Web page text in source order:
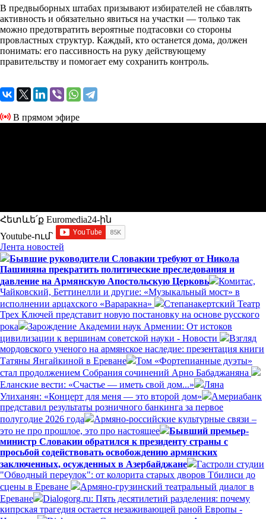
В предвыборных штабах призывают избирателей не сбавлять
активность и обязательно явиться на участки — только так
можно предотвратить вероятные подтасовки со стороны
провластных структур. Каждый, кто останется дома, должен
понимать: его пассивность на руку действующему
правительству и помогает ему сохранить контроль.
В прямом эфире
Հետևե՛ք Euromedia24-ին
Youtube-ում`
Лента новостей
Бывшие руководители Словакии требуют от Никола
Пашиняна прекратить политические преследования и
давление на Армянскую Апостольскую Церковь
Комитас,
Чайковский, Беттинелли и другие: «Музыкальный мост» в
исполнении арцахского «Вараракна»
Степанакертский Театр
Трех Ключей представит новую постановку на основе русского
рока
Зарождение Академии наук Армении: От истоков
цивилизации к вершинам советской науки - Новости
Взгляд
мордовского ученого на армянское наследие: презентация книги
Татяны Янгайкиной в Ереване
Том «Фортепианные дуэты»
стал продолжением Собрания сочинений Арно Бабаджаняна
Еланские вести: «Счастье — иметь свой дом...»
Ляна
Улиханян: «Концерт для меня — это второй дом»
Америабанк
представил результаты розничного банкинга за первое
полугодие 2026 года
Армяно-российские культурные связи –
это не про прошлое, это про настоящее
Бывший премьер-
министр Словакии обратился к президенту страны с
просьбой содействовать освобождению армянских
заключенных, осужденных в Азербайджане
Гастроли студии
"Обводный переулок": от колорита старых дворов Тбилиси до
сцены в Ереване
Армяно-грузинский театральный диалог в
Ереване
Dialogorg.ru: Пять десятилетий разделения: почему
кипрская трагедия остается незаживающей раной Европы -